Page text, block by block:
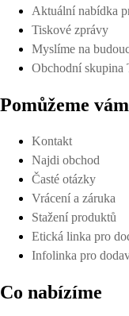
Aktuální nabídka
Tiskové zprávy
Myslíme na
Obchodní skupina
Pomůžeme vám
Kontakt
Najdi obchod
Časté otázky
Vrácení a záruka
Stažení produktů
Etická linka pro
Infolinka pro
Co nabízíme